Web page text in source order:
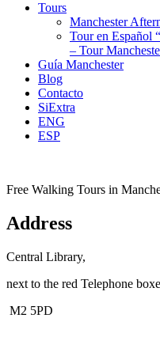
Tours
Manchester
Tour en Español
– Tour
Guía Manchester
Blog
Contacto
SiExtra
ENG
ESP
Free Walking Tours in
Address
Central Library,
next to the red Telephone
M2 5PD